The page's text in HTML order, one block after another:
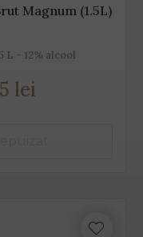
Magnum (1.5L)
L - 12% alcool
lei